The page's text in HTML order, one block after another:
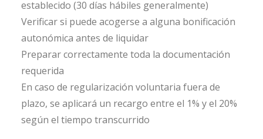
establecido (30 días hábiles generalmente)
Verificar si puede acogerse a alguna bonificación
autonómica antes de liquidar
Preparar correctamente toda la documentación
requerida
En caso de regularización voluntaria fuera de
plazo, se aplicará un recargo entre el 1% y el 20%
según el tiempo transcurrido